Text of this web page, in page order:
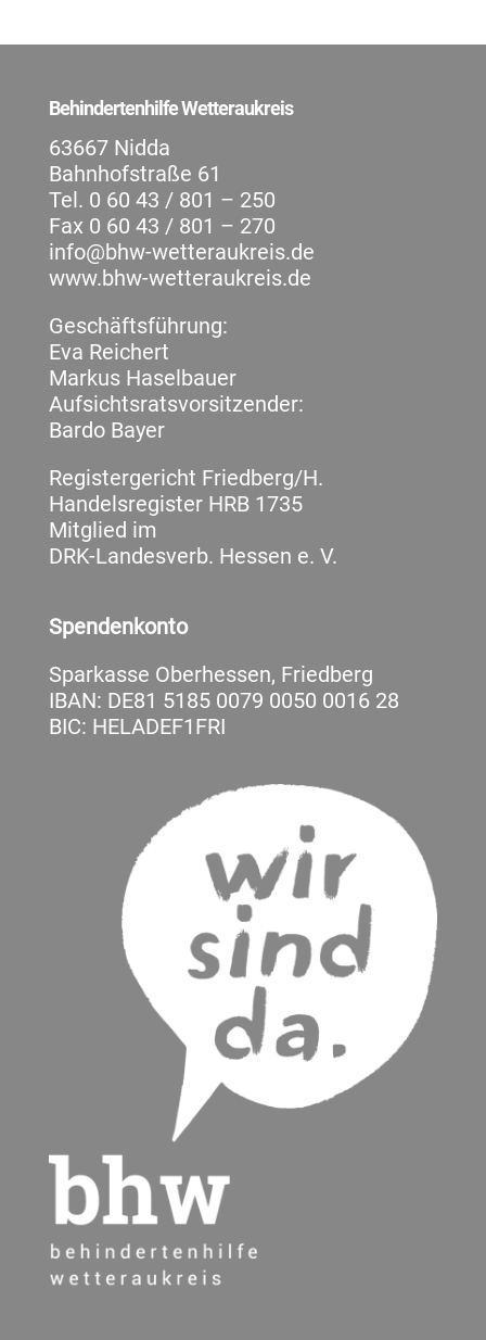
Behindertenhilfe Wetteraukreis
63667 Nidda
Bahnhofstraße 61
Tel. 0 60 43 / 801 – 250
Fax 0 60 43 / 801 – 270
info@bhw-wetteraukreis.de
www.bhw-wetteraukreis.de
Geschäftsführung:
Eva Reichert
Markus Haselbauer
Aufsichtsratsvorsitzender:
Bardo Bayer
Registergericht Friedberg/H.
Handelsregister HRB 1735
Mitglied im
DRK-Landesverb. Hessen e. V.
Spendenkonto
Sparkasse Oberhessen, Friedberg
IBAN: DE81 5185 0079 0050 0016 28
BIC: HELADEF1FRI